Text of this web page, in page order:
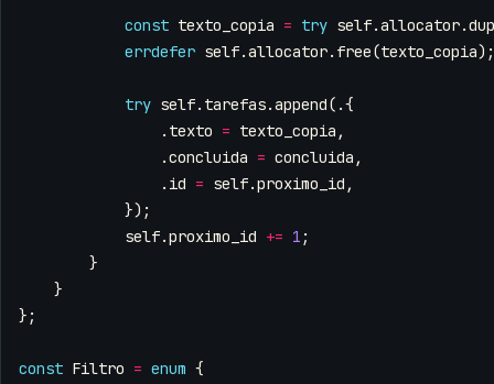
const texto_copia = try self.allocator.
errdefer self.allocator. free(texto_copia);
try self. tarefas.append(.{
. texto = texto_copia ,
.concluida = concluida ,
. id = self.proximo_id ,
});
self.proximo_id += 1 ;
}
}
};
const Filtro = enum {